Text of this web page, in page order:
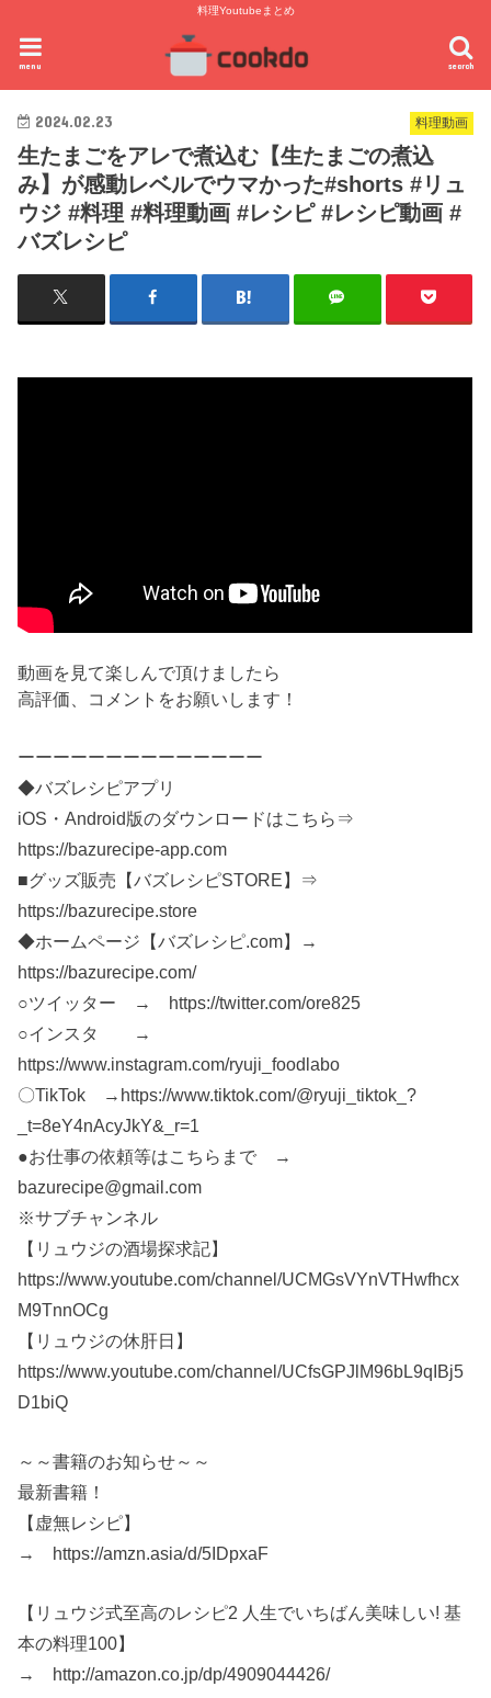
料理Youtubeまとめ
search
menu
料理動画
2024.02.23
生たまごをアレで煮込む【生たまごの煮込
み】が感動レベルでウマかった#shorts #リュ
ウジ #料理 #料理動画 #レシピ #レシピ動画 #
バズレシピ
動画を見て楽しんで頂けましたら
高評価、コメントをお願いします！
ーーーーーーーーーーーーーー
◆バズレシピアプリ
iOS・Android版のダウンロードはこちら⇒
https://bazurecipe-app.com
■グッズ販売【バズレシピSTORE】⇒
https://bazurecipe.store
◆ホームページ【バズレシピ.com】→
https://bazurecipe.com/
○ツイッター → https://twitter.com/ore825
○インスタ →
https://www.instagram.com/ryuji_foodlabo
〇TikTok →https://www.tiktok.com/@ryuji_tiktok_?
_t=8eY4nAcyJkY&_r=1
●お仕事の依頼等はこちらまで →
bazurecipe@gmail.com
※サブチャンネル
【リュウジの酒場探求記】
https://www.youtube.com/channel/UCMGsVYnVTHwfhcx
M9TnnOCg
【リュウジの休肝日】
https://www.youtube.com/channel/UCfsGPJlM96bL9qIBj5
D1biQ
～～書籍のお知らせ～～
最新書籍！
【虚無レシピ】
→ https://amzn.asia/d/5IDpxaF
【リュウジ式至高のレシピ2 人生でいちばん美味しい! 基
本の料理100】
→ http://amazon.co.jp/dp/4909044426/